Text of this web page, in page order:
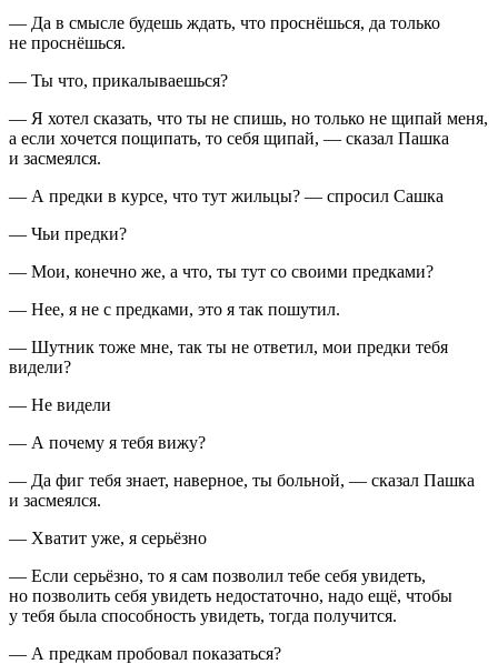
— Да в смысле будешь ждать, что проснёшься, да только
не проснёшься.
— Ты что, прикалываешься?
— Я хотел сказать, что ты не спишь, но только не щипай меня,
а если хочется пощипать, то себя щипай, — сказал Пашка
и засмеялся.
— А предки в курсе, что тут жильцы? — спросил Сашка
— Чьи предки?
— Мои, конечно же, а что, ты тут со своими предками?
— Нее, я не с предками, это я так пошутил.
— Шутник тоже мне, так ты не ответил, мои предки тебя
видели?
— Не видели
— А почему я тебя вижу?
— Да фиг тебя знает, наверное, ты больной, — сказал Пашка
и засмеялся.
— Хватит уже, я серьёзно
— Если серьёзно, то я сам позволил тебе себя увидеть,
но позволить себя увидеть недостаточно, надо ещё, чтобы
у тебя была способность увидеть, тогда получится.
— А предкам пробовал показаться?